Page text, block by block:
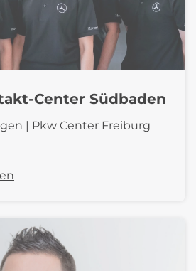
Center Südbaden
| Pkw Center Freiburg